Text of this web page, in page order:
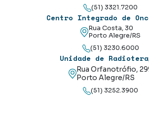
(51) 3321.7200
Centro Integrado de
Rua Costa, 30
Porto Alegre/RS
(51) 3230.6000
Unidade de
Rua Orfanotrófio,
Porto Alegre/RS
(51) 3252.3900